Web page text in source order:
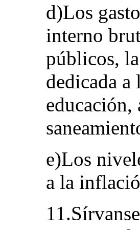
d)Los
interno
públicos,
dedicada a
educación,
e)Los
a la